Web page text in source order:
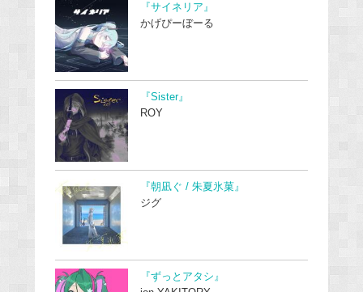
『サイネリア』
かげぴーぼーる
『Sister』
ROY
『朝凪ぐ / 朱夏氷菓』
ジグ
『ずっとアタシ』